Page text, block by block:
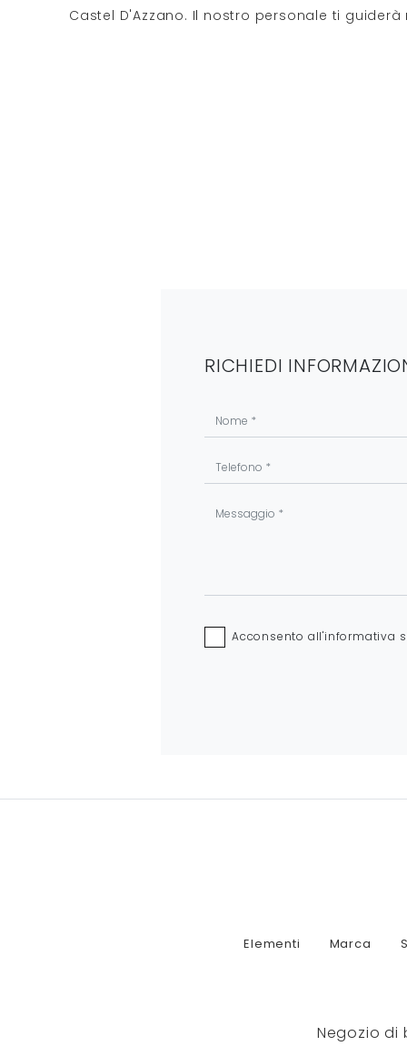
Castel D'Azzano. Il nostro personale ti
RICHIEDI
Acconsento all'informativa
Elementi Marca
Negozio di